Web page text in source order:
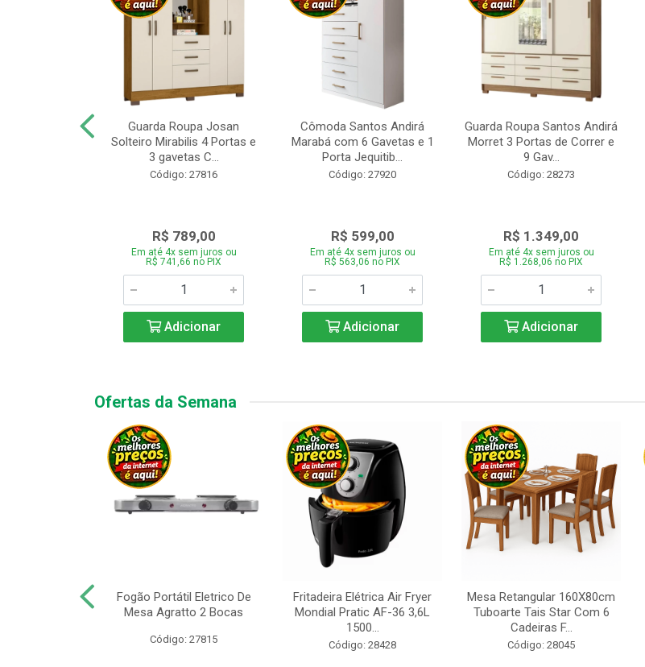
Guarda Roupa Josan
Solteiro Mirabilis 4 Portas e
3 gavetas C...
Código: 27816
R$ 789,00
Em até 4x sem juros ou
R$ 741,66 no PIX
Adicionar
Cômoda Santos Andirá
Marabá com 6 Gavetas e 1
Porta Jequitib...
Código: 27920
R$ 599,00
Em até 4x sem juros ou
R$ 563,06 no PIX
Adicionar
Guarda Roupa Santos Andirá
Morret 3 Portas de Correr e
9 Gav...
Código: 28273
R$ 1.349,00
Em até 4x sem juros ou
R$ 1.268,06 no PIX
Adicionar
Ofertas da Semana
Fogão Portátil Eletrico De
Mesa Agratto 2 Bocas
Código: 27815
Fritadeira Elétrica Air Fryer
Mondial Pratic AF-36 3,6L
1500...
Código: 28428
Mesa Retangular 160X80cm
Tuboarte Tais Star Com 6
Cadeiras F...
Código: 28045